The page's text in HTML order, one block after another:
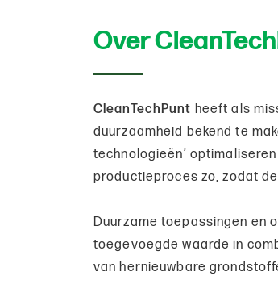
Over
CleanTechPunt heeft als
duurzaamheid bekend te
technologieën’
productieproces zo, zodat
Duurzame toepassingen en
toegevoegde waarde in
van hernieuwbare